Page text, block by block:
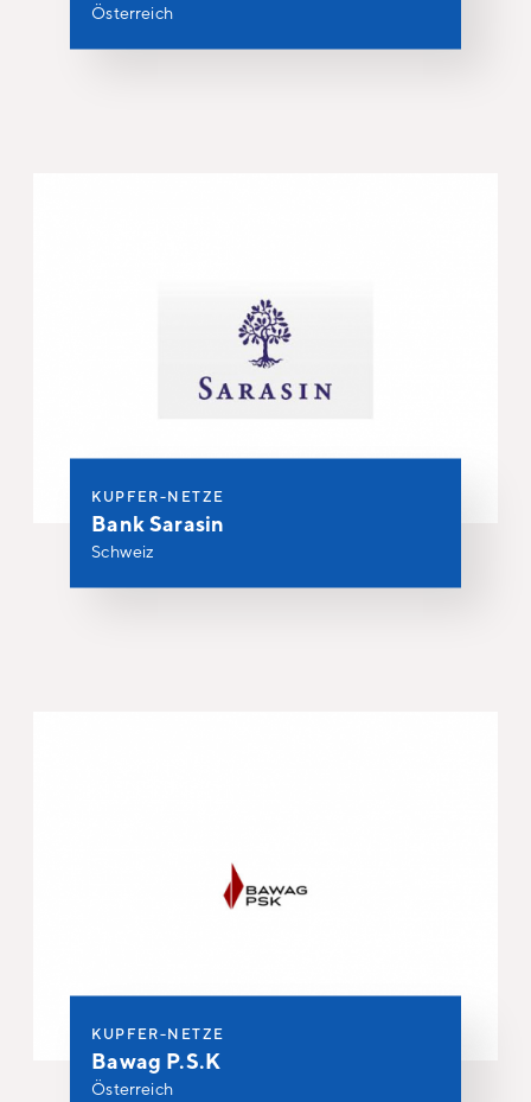
Österreich
KUPFER-NETZE
Bank Sarasin
Schweiz
KUPFER-NETZE
Bawag P.S.K
Österreich